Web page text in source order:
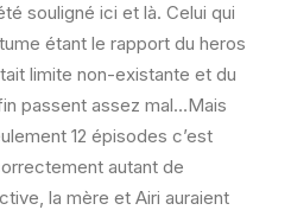
souligné ici et là. Celui qui
étant le rapport du heros
limite non-existante et du
passent assez mal…Mais
12 épisodes c’est
autant de
la mère et Airi auraient